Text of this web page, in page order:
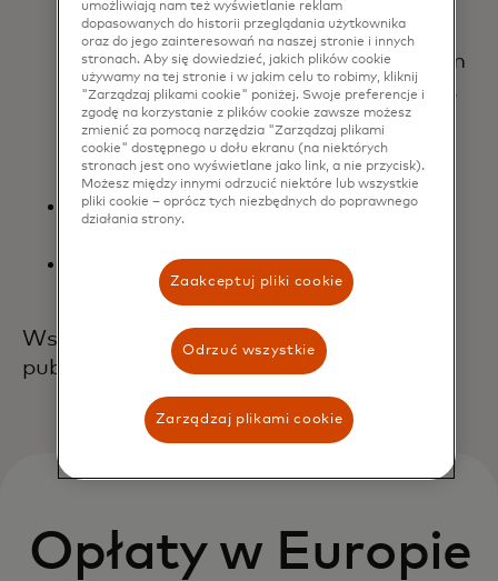
Łotwa, Litwa, Luksemburg, Malta,
Niderlandy, Polska, Portugalia (w tym
Azory i Madera), Rumunia, Słowacja,
Słowenia, Hiszpania (w tym Wyspy
Kanaryjskie, Ceuta, Melilla) oraz
Szwecja;
Islandię, Liechtenstein i Norwegię (w
Andorę (w przypadku transakcji z
wyżej wymienionymi krajami).
Wszelkie zmiany będą niezwłocznie
publikowane na tej stronie.
Opłaty w Europie
umożliwiają nam też wyświetlanie reklam
dopasowanych do historii przeglądania użytkownika
oraz do jego zainteresowań na naszej stronie i innych
stronach. Aby się dowiedzieć, jakich plików cookie
używamy na tej stronie i w jakim celu to robimy, kliknij
"Zarządzaj plikami cookie" poniżej. Swoje preferencje i
zgodę na korzystanie z plików cookie zawsze możesz
zmienić za pomocą narzędzia "Zarządzaj plikami
cookie" dostępnego u dołu ekranu (na niektórych
stronach jest ono wyświetlane jako link, a nie przycisk).
Możesz między innymi odrzucić niektóre lub wszystkie
pliki cookie – oprócz tych niezbędnych do poprawnego
działania strony.
Zaakceptuj pliki cookie
Odrzuć wszystkie
Zarządzaj plikami cookie